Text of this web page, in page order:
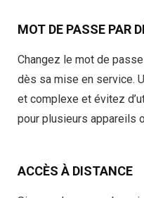
MOT DE PASSE PAR
Changez le mot de
dès sa mise en service.
et complexe et évitez
pour plusieurs appareils
ACCÈS À DISTANCE